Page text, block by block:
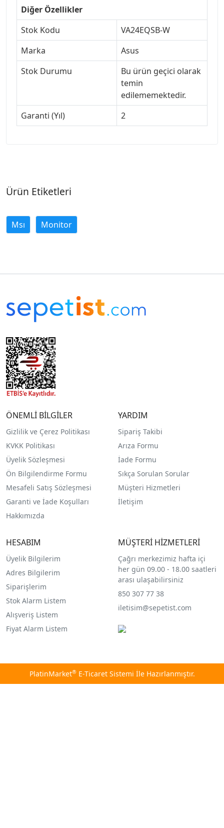
Diğer Özellikler
Stok Kodu
VA24EQSB-W
Marka
Asus
Stok Durumu
Bu ürün geçici olarak
temin
edilememektedir.
Garanti (Yıl)
2
Ürün Etiketleri
Msı Monitor
ÖNEMLİ BİLGİLER
Gizlilik ve Çerez Politikası
KVKK Politikası
Üyelik Sözleşmesi
Ön Bilgilendirme Formu
Mesafeli Satış Sözleşmesi
Garanti ve İade Koşulları
Hakkımızda
YARDIM
Sipariş Takibi
Arıza Formu
İade Formu
Sıkça Sorulan Sorular
Müşteri Hizmetleri
İletişim
HESABIM
Üyelik Bilgilerim
Adres Bilgilerim
Siparişlerim
Stok Alarm Listem
Alışveriş Listem
Fiyat Alarm Listem
MÜŞTERİ HİZMETLERİ
Çağrı merkezimiz hafta içi
her gün 09.00 - 18.00 saatleri
arası ulaşabilirsiniz
850 307 77 38
iletisim@sepetist.com
PlatinMarket®E-Ticaret Sistemi İle Hazırlanmıştır.